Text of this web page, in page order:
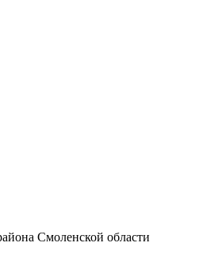
Смоленской области